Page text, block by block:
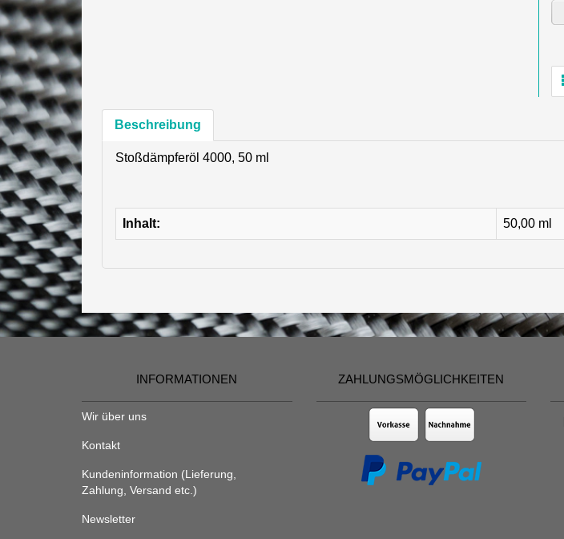
Beschreibung
Stoßdämpferöl 4000, 50 ml
Inhalt: 50,00 ml
INFORMATIONEN
Wir über uns
Kontakt
Kundeninformation (Lieferung,
Zahlung, Versand etc.)
Newsletter
ZAHLUNGSMÖGLICHKEITEN